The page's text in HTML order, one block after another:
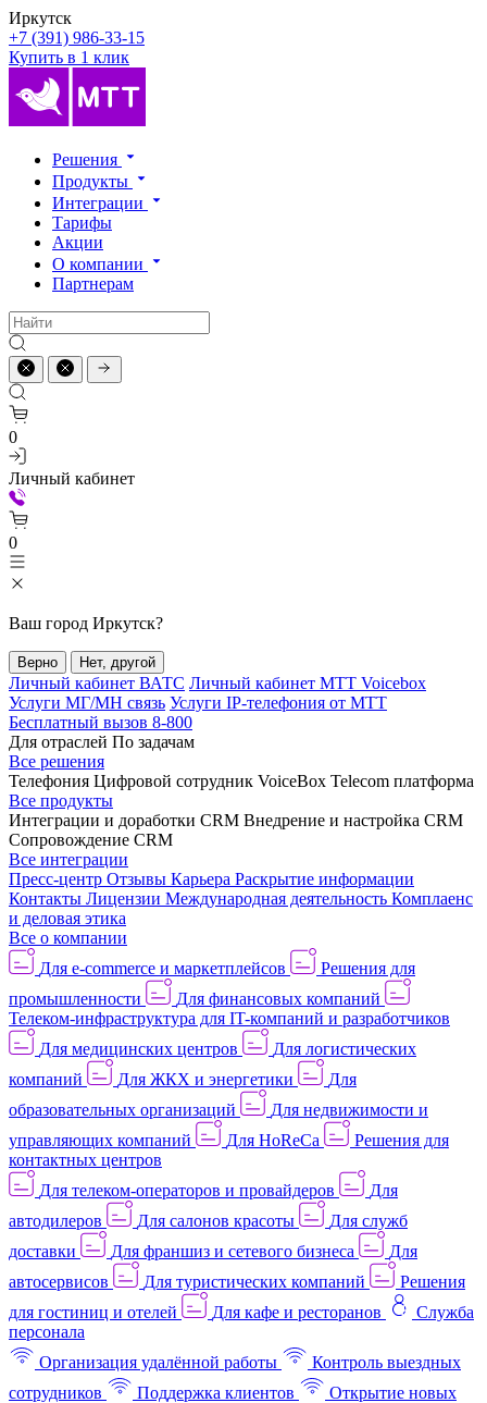
Иркутск
+7 (391) 986-33-15
Купить в 1 клик
Решения
Продукты
Интеграции
Тарифы
Акции
О компании
Партнерам
0
Личный кабинет
0
Ваш город Иркутск?
Верно Нет, другой
Личный кабинет ВАТС Личный кабинет МТТ Voicebox
Услуги МГ/МН связь Услуги IP-телефония от МТТ
Бесплатный вызов 8-800
Для отраслей По задачам
Все решения
Телефония Цифровой сотрудник VoiceBox Telecom платформа
Все продукты
Интеграции и доработки CRM Внедрение и настройка CRM
Сопровождение CRM
Все интеграции
Пресс-центр Отзывы Карьера Раскрытие информации
Контакты Лицензии Международная деятельность Комплаенс
и деловая этика
Все о компании
Для e-commerce и маркетплейсов
Решения для
промышленности
Для финансовых компаний
Телеком-инфраструктура для IT-компаний и разработчиков
Для медицинских центров
Для логистических
компаний
Для ЖКХ и энергетики
Для
образовательных организаций
Для недвижимости и
управляющих компаний
Для HoReCa
Решения для
контактных центров
Для телеком-операторов и провайдеров
Для
автодилеров
Для салонов красоты
Для служб
доставки
Для франшиз и сетевого бизнеса
Для
автосервисов
Для туристических компаний
Решения
для гостиниц и отелей
Для кафе и ресторанов
Служба
персонала
Организация удалённой работы
Контроль выездных
сотрудников
Поддержка клиентов
Открытие новых